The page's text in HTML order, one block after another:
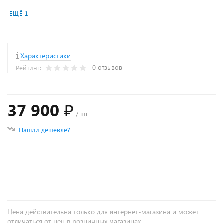
ЕЩЁ 1
Характеристики
Рейтинг: 0 отзывов
37 900 ₽ / шт
Нашли дешевле?
Цена действительна только для интернет-магазина и может
отличаться от цен в розничных магазинах.